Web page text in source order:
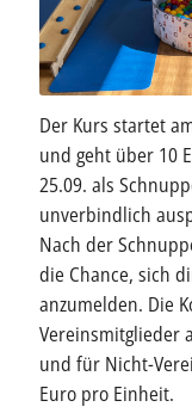
Der Kurs startet
und geht über 10
25.09. als
unverbindlich
Nach der
die Chance, sich
anzumelden. Die
Vereinsmitglieder
und für Nicht-
Euro pro Einheit.